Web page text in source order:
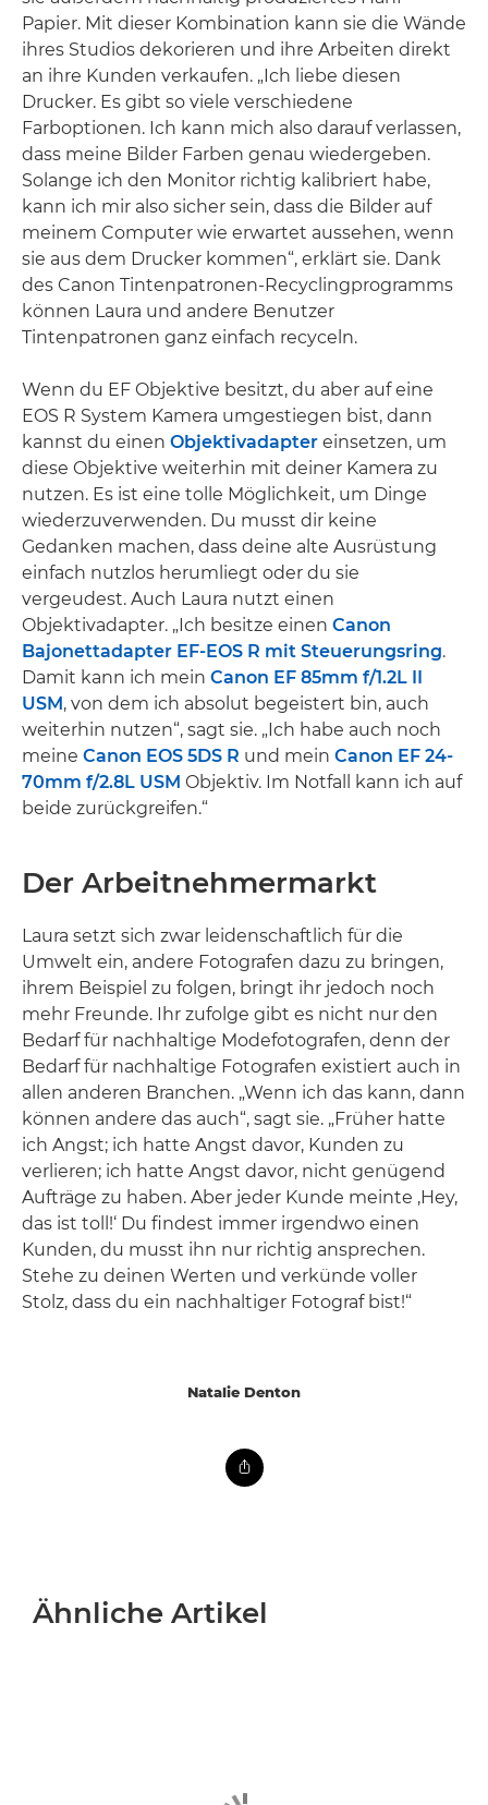
Papier. Mit dieser Kombination kann sie die Wände
ihres Studios dekorieren und ihre Arbeiten direkt
an ihre Kunden verkaufen. „Ich liebe diesen
Drucker. Es gibt so viele verschiedene
Farboptionen. Ich kann mich also darauf verlassen,
dass meine Bilder Farben genau wiedergeben.
Solange ich den Monitor richtig kalibriert habe,
kann ich mir also sicher sein, dass die Bilder auf
meinem Computer wie erwartet aussehen, wenn
sie aus dem Drucker kommen“, erklärt sie. Dank
des Canon Tintenpatronen-Recyclingprogramms
können Laura und andere Benutzer
Tintenpatronen ganz einfach recyceln.
Wenn du EF Objektive besitzt, du aber auf eine
EOS R System Kamera umgestiegen bist, dann
kannst du einen Objektivadapter einsetzen, um
diese Objektive weiterhin mit deiner Kamera zu
nutzen. Es ist eine tolle Möglichkeit, um Dinge
wiederzuverwenden. Du musst dir keine
Gedanken machen, dass deine alte Ausrüstung
einfach nutzlos herumliegt oder du sie
vergeudest. Auch Laura nutzt einen
Objektivadapter. „Ich besitze einen Canon
Bajonettadapter EF-EOS R mit Steuerungsring.
Damit kann ich mein Canon EF 85mm f/1.2L II
USM, von dem ich absolut begeistert bin, auch
weiterhin nutzen“, sagt sie. „Ich habe auch noch
meine Canon EOS 5DS R und mein Canon EF 24-
70mm f/2.8L USM Objektiv. Im Notfall kann ich auf
beide zurückgreifen.“
Der Arbeitnehmermarkt
Laura setzt sich zwar leidenschaftlich für die
Umwelt ein, andere Fotografen dazu zu bringen,
ihrem Beispiel zu folgen, bringt ihr jedoch noch
mehr Freunde. Ihr zufolge gibt es nicht nur den
Bedarf für nachhaltige Modefotografen, denn der
Bedarf für nachhaltige Fotografen existiert auch in
allen anderen Branchen. „Wenn ich das kann, dann
können andere das auch“, sagt sie. „Früher hatte
ich Angst; ich hatte Angst davor, Kunden zu
verlieren; ich hatte Angst davor, nicht genügend
Aufträge zu haben. Aber jeder Kunde meinte ‚Hey,
das ist toll!‘ Du findest immer irgendwo einen
Kunden, du musst ihn nur richtig ansprechen.
Stehe zu deinen Werten und verkünde voller
Stolz, dass du ein nachhaltiger Fotograf bist!“
Natalie Denton
Ähnliche Artikel